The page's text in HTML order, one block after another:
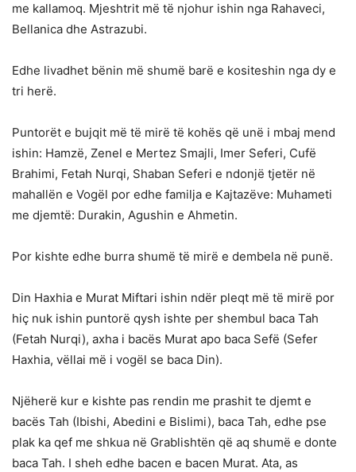
me kallamoq. Mjeshtrit më të njohur ishin nga Rahaveci,
Bellanica dhe Astrazubi.
Edhe livadhet bënin më shumë barë e kositeshin nga dy e
tri herë.
Puntorët e bujqit më të mirë të kohës që unë i mbaj mend
ishin: Hamzë, Zenel e Mertez Smajli, Imer Seferi, Cufë
Brahimi, Fetah Nurqi, Shaban Seferi e ndonjë tjetër në
mahallën e Vogël por edhe familja e Kajtazëve: Muhameti
me djemtë: Durakin, Agushin e Ahmetin.
Por kishte edhe burra shumë të mirë e dembela në punë.
Din Haxhia e Murat Miftari ishin ndër pleqt më të mirë por
hiç nuk ishin puntorë qysh ishte per shembul baca Tah
(Fetah Nurqi), axha i bacës Murat apo baca Sefë (Sefer
Haxhia, vëllai më i vogël se baca Din).
Njëherë kur e kishte pas rendin me prashit te djemt e
bacës Tah (Ibishi, Abedini e Bislimi), baca Tah, edhe pse
plak ka qef me shkua në Grablishtën që aq shumë e donte
baca Tah. I sheh edhe bacen e bacen Murat. Ata, as